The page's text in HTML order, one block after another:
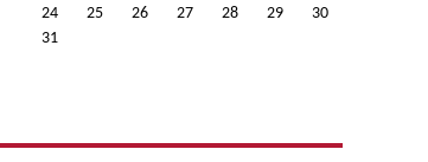
24
25 26 27 28 29
30
31